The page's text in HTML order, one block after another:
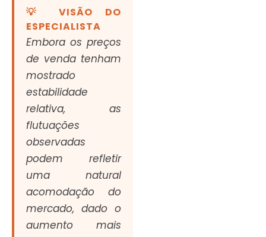
💡 VISÃO DO
ESPECIALISTA
Embora os preços
de venda tenham
mostrado
estabilidade
relativa, as
flutuações
observadas
podem refletir
uma natural
acomodação do
mercado, dado o
aumento mais